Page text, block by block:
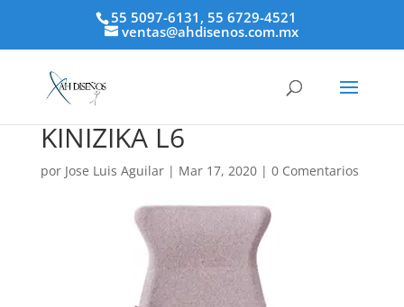
55 5097-6131, 55 6729-4521
ventas@ahdisenos.com.mx
KINIZIKA L6
por Jose Luis Aguilar| Mar 17, 2020| 0 Comentarios